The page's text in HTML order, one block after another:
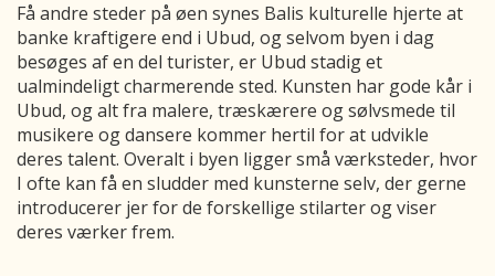
Få andre steder på øen synes Balis kulturelle hjerte at
banke kraftigere end i Ubud, og selvom byen i dag
besøges af en del turister, er Ubud stadig et
ualmindeligt charmerende sted. Kunsten har gode kår i
Ubud, og alt fra malere, træskærere og sølvsmede til
musikere og dansere kommer hertil for at udvikle
deres talent. Overalt i byen ligger små værksteder, hvor
I ofte kan få en sludder med kunsterne selv, der gerne
introducerer jer for de forskellige stilarter og viser
deres værker frem.